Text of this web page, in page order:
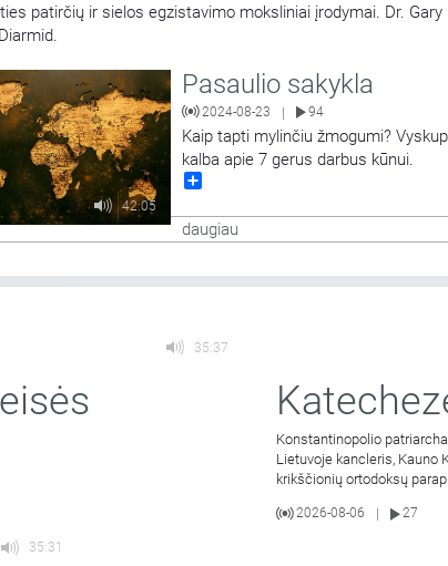
patirčių ir sielos egzistavimo moksliniai įrodymai. Dr.
42:05
Pasaulio sakykla
2024-08-23 | 94
Kaip tapti mylinčiu žmogumi?
kalba apie 7 gerus darbus kūnui.
daugiau
35:37
Konstantinopolio
Lietuvoje kancleris, Kauno
krikščionių ortodoksų
2026-08-06 27
35:31